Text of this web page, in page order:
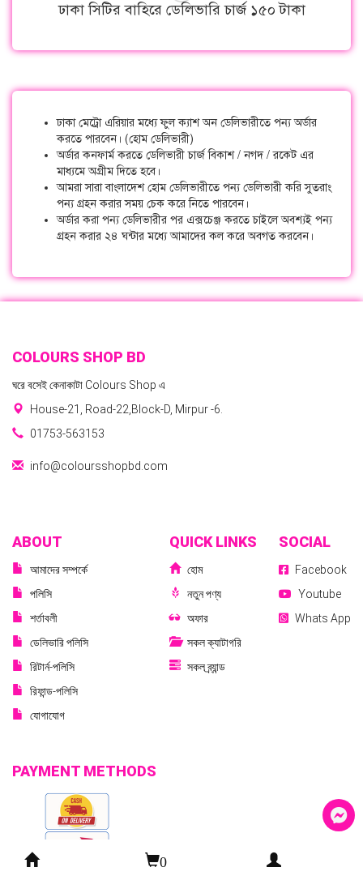
ঢাকা সিটির বাহিরে ডেলিভারি চার্জ ১৫০ টাকা
ঢাকা মেট্রো এরিয়ার মধ্যে ফুল ক্যাশ অন ডেলিভারীতে পন্য অর্ডার
করতে পারবেন। (হোম ডেলিভারী)
অর্ডার কনফার্ম করতে ডেলিভারী চার্জ বিকাশ / নগদ / রকেট এর
মাধ্যমে অগ্রীম দিতে হবে।
আমরা সারা বাংলাদেশ হোম ডেলিভারীতে পন্য ডেলিভারী করি সুতরাং
পন্য গ্রহন করার সময় চেক করে নিতে পারবেন।
অর্ডার করা পন্য ডেলিভারীর পর এক্সচেঞ্জ করতে চাইলে অবশ্যই পন্য
গ্রহন করার ২৪ ঘন্টার মধ্যে আমাদের কল করে অবগত করবেন।
COLOURS SHOP BD
ঘরে বসেই কেনাকাটা Colours Shop এ
House-21, Road-22,Block-D, Mirpur -6.
01753-563153
info@coloursshopbd.com
ABOUT
আমাদের সম্পর্কে
পলিসি
শর্তাবলী
ডেলিভারি পলিসি
রিটার্ন-পলিসি
রিফান্ড-পলিসি
যোগাযোগ
QUICK LINKS
হোম
নতুন পণ্য
অফার
সকল ক্যাটাগরি
সকল ব্র্যান্ড
SOCIAL
Facebook
Youtube
Whats App
PAYMENT METHODS
0